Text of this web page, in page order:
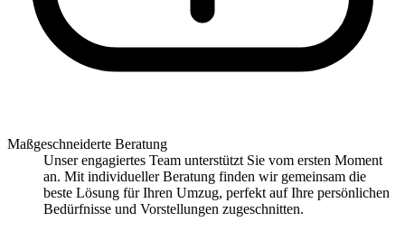
Maßgeschneiderte Beratung
Unser engagiertes Team unterstützt Sie vom ersten Moment
an. Mit individueller Beratung finden wir gemeinsam die
beste Lösung für Ihren Umzug, perfekt auf Ihre persönlichen
Bedürfnisse und Vorstellungen zugeschnitten.